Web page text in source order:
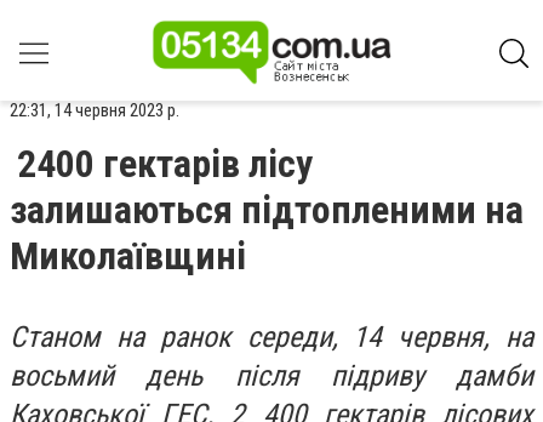
22:31, 14 червня 2023 р.
2400 гектарів лісу
залишаються підтопленими на
Миколаївщині
Станом на ранок середи, 14 червня, на
восьмий день після підриву дамби
Каховської ГЕС, 2 400 гектарів лісових